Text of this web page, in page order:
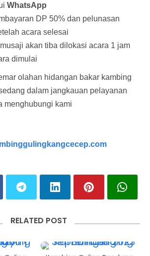
WhatsApp
DP 50% dan pelunasan
acara selesai
akan tiba dilokasi acara 1 jam
dimulai
olahan hidangan bakar kambing
dalam jangkauan pelayanan
menghubungi kami
RELATED POST